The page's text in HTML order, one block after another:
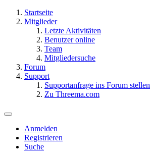
Startseite
Mitglieder
Letzte Aktivitäten
Benutzer online
Team
Mitgliedersuche
Forum
Support
Supportanfrage ins Forum stellen
Zu Threema.com
Anmelden
Registrieren
Suche